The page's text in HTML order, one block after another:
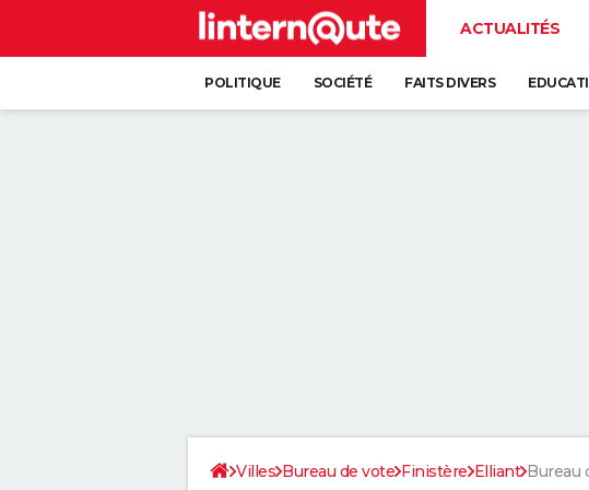
ACTUALITÉS
POLITIQUE SOCIÉTÉ FAITS DIVERS
Villes Bureau de vote Finistère Elliant Bureau